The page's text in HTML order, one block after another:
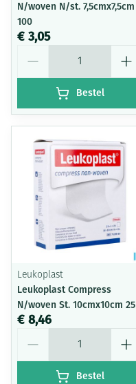
N/woven N/st. 7,5cmx7,5cm
100
€ 3,05
Bestel
Leukoplast
Leukoplast Compress
N/woven St. 10cmx10cm 25
€ 8,46
Bestel